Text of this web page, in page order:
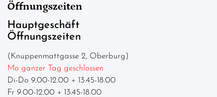
Öffnungszeiten
Hauptgeschäft
Öffnungszeiten
(Knuppenmattgasse 2, Oberburg)
Mo ganzer Tag geschlossen
Di-Do 9.00-12.00 + 13.45-18.00
Fr 9.00-12.00 + 13.45-18.00